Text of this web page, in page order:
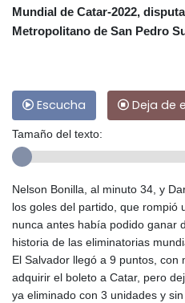
Mundial de Catar-2022,
Metropolitano de San Pedro
Escucha Deja de
Tamaño del texto:
Nelson Bonilla, al minuto 34, y
los goles del partido, que rompió
nunca antes había podido ganar
historia de las eliminatorias
El Salvador llegó a 9 puntos, con
adquirir el boleto a Catar, pero
ya eliminado con 3 unidades y sin